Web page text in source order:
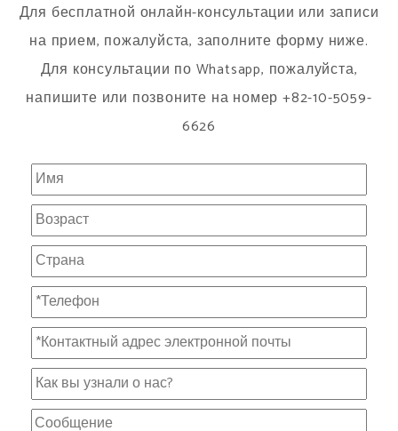
Для бесплатной онлайн-консультации или записи
на прием, пожалуйста, заполните форму ниже.
Для консультации по Whatsapp, пожалуйста,
напишите или позвоните на номер +82-10-5059-
6626